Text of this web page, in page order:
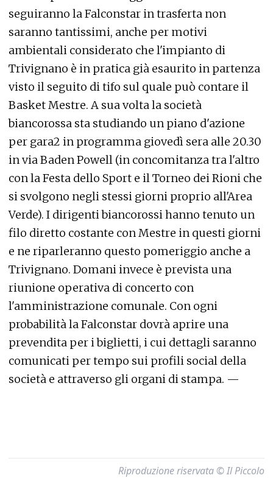
seguiranno la Falconstar in trasferta non
saranno tantissimi, anche per motivi
ambientali considerato che l'impianto di
Trivignano è in pratica già esaurito in partenza
visto il seguito di tifo sul quale può contare il
Basket Mestre. A sua volta la società
biancorossa sta studiando un piano d'azione
per gara2 in programma giovedì sera alle 20.30
in via Baden Powell (in concomitanza tra l'altro
con la Festa dello Sport e il Torneo dei Rioni che
si svolgono negli stessi giorni proprio all'Area
Verde). I dirigenti biancorossi hanno tenuto un
filo diretto costante con Mestre in questi giorni
e ne riparleranno questo pomeriggio anche a
Trivignano. Domani invece è prevista una
riunione operativa di concerto con
l'amministrazione comunale. Con ogni
probabilità la Falconstar dovrà aprire una
prevendita per i biglietti, i cui dettagli saranno
comunicati per tempo sui profili social della
società e attraverso gli organi di stampa. —
Riproduzione riservata © Il Piccolo